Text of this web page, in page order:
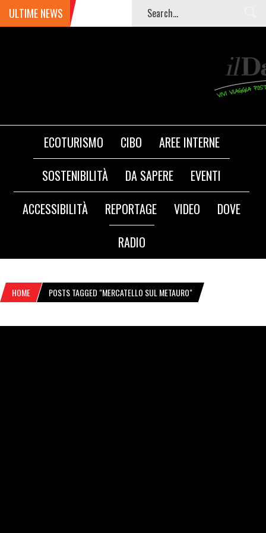
ULTIME NEWS
ECOTURISMO CIBO
AREE INTERNE
SOSTENIBILITÀ
DA SAPERE
EVENTI
ACCESSIBILITÀ
REPORTAGE VIDEO
DOVE
RADIO
HOME POSTS TAGGED "MERCATELLO SUL METAURO"